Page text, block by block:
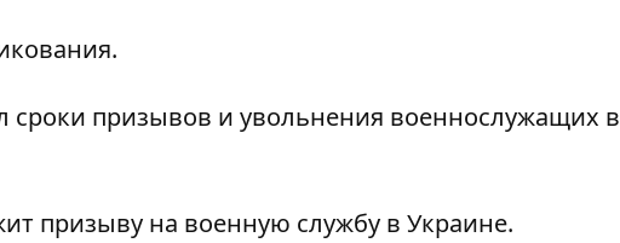
сроки призывов и увольнения военнослужащих в
призыву на военную службу в Украине.